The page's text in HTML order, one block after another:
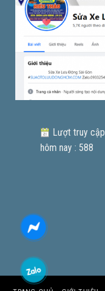
Lượt truy cập
hôm nay : 588